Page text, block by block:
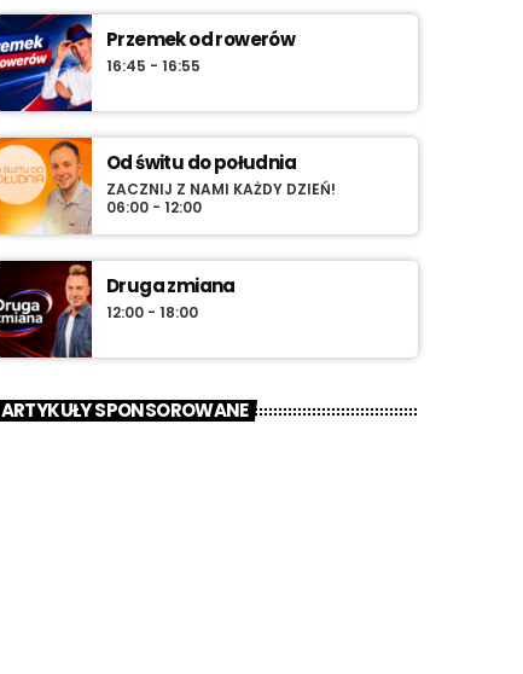
Przemek od rowerów
16:45 - 16:55
Od świtu do południa
ZACZNIJ Z NAMI KAŻDY DZIEŃ!
06:00 - 12:00
Druga zmiana
12:00 - 18:00
ARTYKUŁY SPONSOROWANE